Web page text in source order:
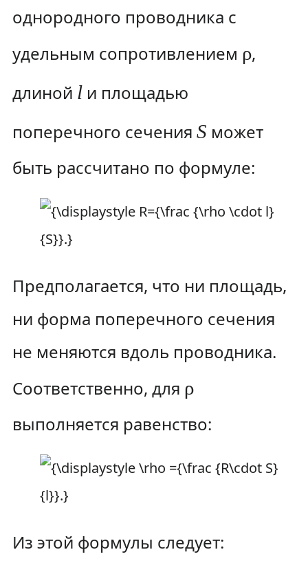
однородного проводника с
удельным сопротивлением ρ,
длиной lи площадью
поперечного сечения S может
быть рассчитано по формуле:
Предполагается, что ни площадь,
ни форма поперечного сечения
не меняются вдоль проводника.
Соответственно, для ρ
выполняется равенство:
Из этой формулы следует: